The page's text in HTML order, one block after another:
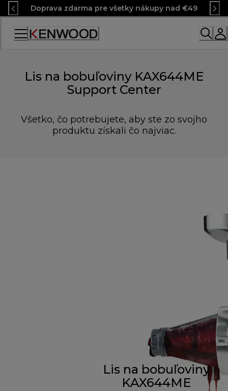
Skip
to
Content
Doprava zdarma pre všetky nákupy nad €49
Lis na bobuľoviny KAX644ME
Support Center
Všetko, čo potrebujete, aby ste zo svojho
produktu získali čo najviac.
Lis na bobuľoviny
KAX644ME